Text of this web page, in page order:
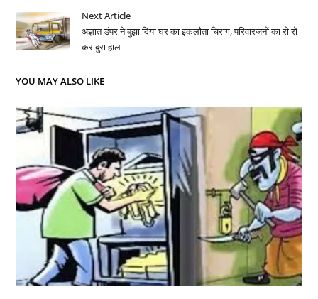
Next Article
अज्ञात डंपर ने बुझा दिया घर का इकलौता चिराग, परिवारजनों का रो रो
कर बुरा हाल
YOU MAY ALSO LIKE